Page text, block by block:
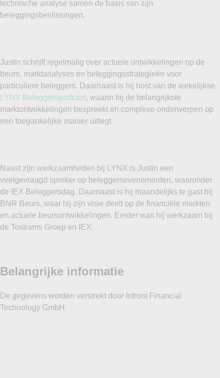
technische analyse samen de basis van zijn
beleggingsbeslissingen.
Justin schrijft regelmatig over actuele ontwikkelingen op de
beurs, marktanalyses en beleggingsstrategieën voor
particuliere beleggers. Daarnaast is hij host van de wekelijkse
LYNX Beleggerspodcast, waarin hij de belangrijkste
marktontwikkelingen bespreekt en complexe onderwerpen op
een toegankelijke manier uitlegt.
Naast zijn werkzaamheden bij LYNX is Justin een
veelgevraagd spreker op beleggersevenementen, waaronder
de IEX Beleggersdag. Daarnaast is hij maandelijks te gast bij
BNR Beurs, waar hij zijn visie deelt op de financiële markten
en actuele beursontwikkelingen. Eerder was hij werkzaam bij
de Tostrams Groep en IEX.